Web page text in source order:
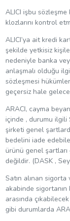
ALICI işbu
klozlarını kontrol
ALICI’ya ait kredi
şekilde yetkisiz
nedeniyle banka
anlaşmalı olduğu
sözleşmesi
geçersiz hale
ARACI, cayma
içinde , durumu
şirketi genel
bedelini iade
ürünü genel
değildir. (DASK ,
Satın alınan sigorta
akabinde sigortanın
arasında
gibi durumlarda